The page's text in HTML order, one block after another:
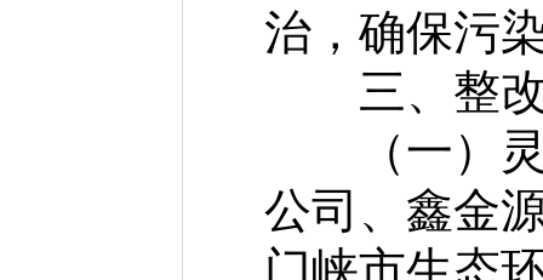
治，确保污
三、整改
（一）灵
公司、鑫金